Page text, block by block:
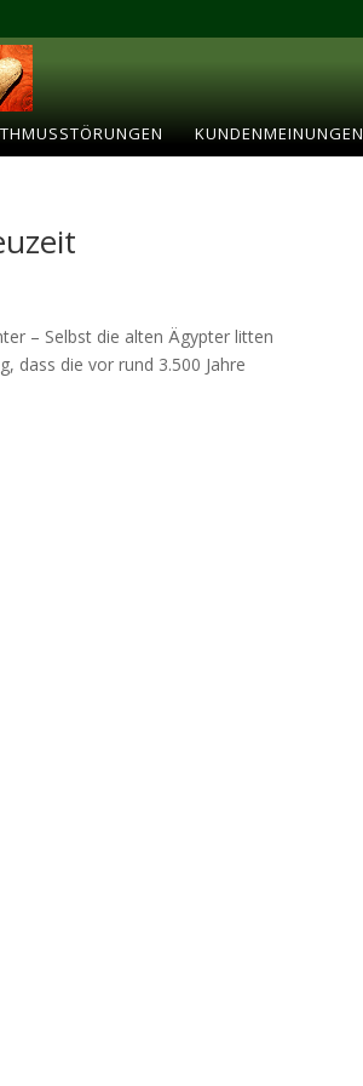
KUNDENMEINUNGEN
– Selbst die alten Ägypter litten
dass die vor rund 3.500 Jahre